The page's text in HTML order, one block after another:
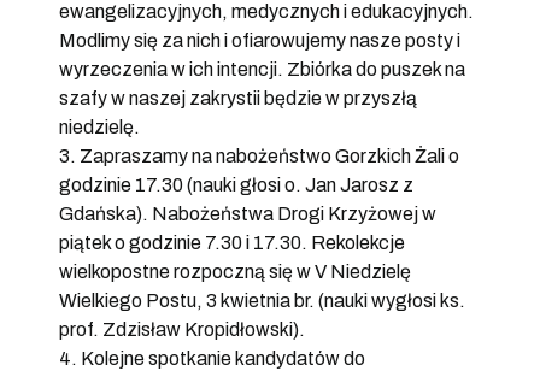
ewangelizacyjnych, medycznych i edukacyjnych.
Modlimy się za nich i ofiarowujemy nasze posty i
wyrzeczenia w ich intencji. Zbiórka do puszek na
szafy w naszej zakrystii będzie w przyszłą
niedzielę.
3. Zapraszamy na nabożeństwo Gorzkich Żali o
godzinie 17.30 (nauki głosi o. Jan Jarosz z
Gdańska). Nabożeństwa Drogi Krzyżowej w
piątek o godzinie 7.30 i 17.30. Rekolekcje
wielkopostne rozpoczną się w V Niedzielę
Wielkiego Postu, 3 kwietnia br. (nauki wygłosi ks.
prof. Zdzisław Kropidłowski).
4. Kolejne spotkanie kandydatów do